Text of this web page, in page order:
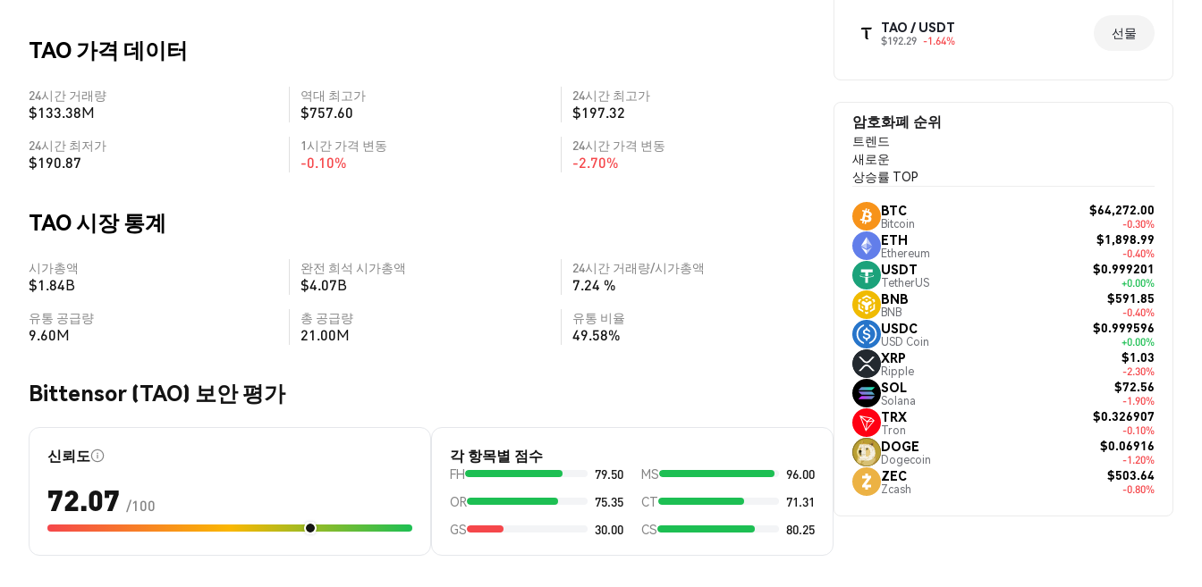
TAO 가격 데이터
24시간 거래량
$133.38M
역대 최고가
$757.60
24시간 최고가
$197.32
24시간 최저가
$190.87
1시간 가격 변동
-0.10%
24시간 가격 변동
-2.70%
TAO 시장 통계
시가총액
$1.84B
완전 희석 시가총액
$4.07B
24시간 거래량/시가총액
7.24 %
유통 공급량
9.60M
총 공급량
21.00M
유통 비율
49.58%
Bittensor (TAO) 보안 평가
신뢰도
72.07 /100
각 항목별 점수
FH 79.50 MS
96.00
OR
75.35 CT
71.31
GS
30.00 CS 80.25
TAO / USDT
$192.29 -1.64%
선물
암호화폐 순위
트렌드
새로운
상승률 TOP
BTC
Bitcoin
$64,272.00
-0.30%
ETH
Ethereum
$1,898.99
-0.40%
USDT
TetherUS
$0.999201
+0.00%
BNB
BNB
$591.85
-0.40%
USDC
USD Coin
$0.999596
+0.00%
XRP
Ripple
$1.03
-2.30%
SOL
Solana
$72.56
-1.90%
TRX
Tron
$0.326907
-0.10%
DOGE
Dogecoin
$0.06916
-1.20%
ZEC
Zcash
$503.64
-0.80%